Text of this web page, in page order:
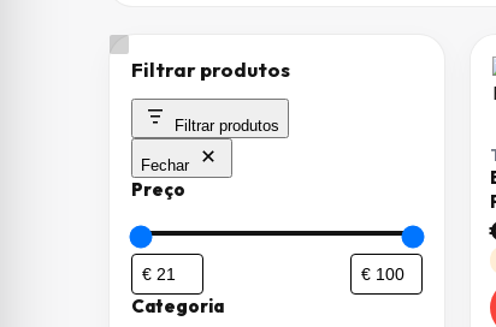
Filtrar produtos
Filtrar produtos
Fechar
Preço
Categoria